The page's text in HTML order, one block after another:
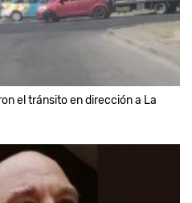
el tránsito en dirección a La